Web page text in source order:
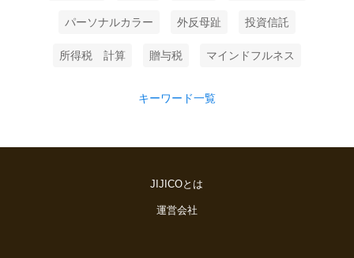
パーソナルカラー 外反母趾 投資信託
所得税 計算 贈与税 マインドフルネス
キーワード一覧
JIJICOとは
運営会社